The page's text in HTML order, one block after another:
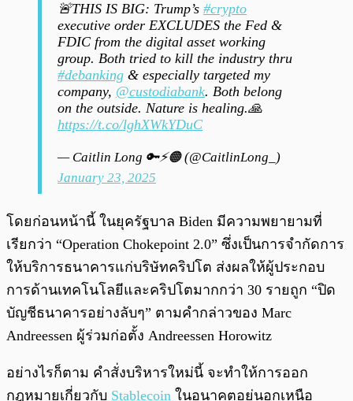
🚨THIS IS BIG: Trump’s #crypto
executive order EXCLUDES the Fed &
FDIC from the digital asset working
group. Both tried to kill the industry thru
#debanking & especially targeted my
company, @custodiabank. Both belong
on the outside. Nature is healing.🙏
https://t.co/lghXWkYDuC
— Caitlin Long 🔑⚡️🟠 (@CaitlinLong_)
January 23, 2025
โดยก่อนหน้านี้ ในยุครัฐบาล Biden มีความพยายามที่
เรียกว่า “Operation Chokepoint 2.0” ซึ่งเป็นการจำกัดการ
ให้บริการธนาคารแก่บริษัทคริปโต ส่งผลให้ผู้ประกอบ
การด้านเทคโนโลยีและคริปโตมากกว่า 30 รายถูก “ปิด
บัญชีธนาคารอย่างลับๆ” ตามคำกล่าวของ Marc
Andreessen ผู้ร่วมก่อตั้ง Andreessen Horowitz
อย่างไรก็ตาม คำสั่งบริหารใหม่นี้ จะทำให้การออก
กฎหมายเกี่ยวกับ Stablecoin ในอนาคตอยู่นอกเหนือ